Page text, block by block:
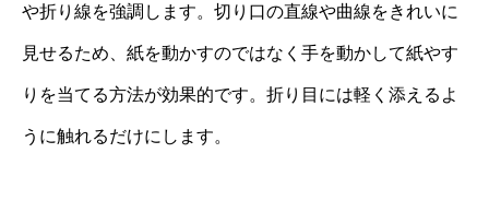
や折り線を強調します。切り口の直線や曲線をきれいに
見せるため、紙を動かすのではなく手を動かして紙やす
りを当てる方法が効果的です。折り目には軽く添えるよ
うに触れるだけにします。